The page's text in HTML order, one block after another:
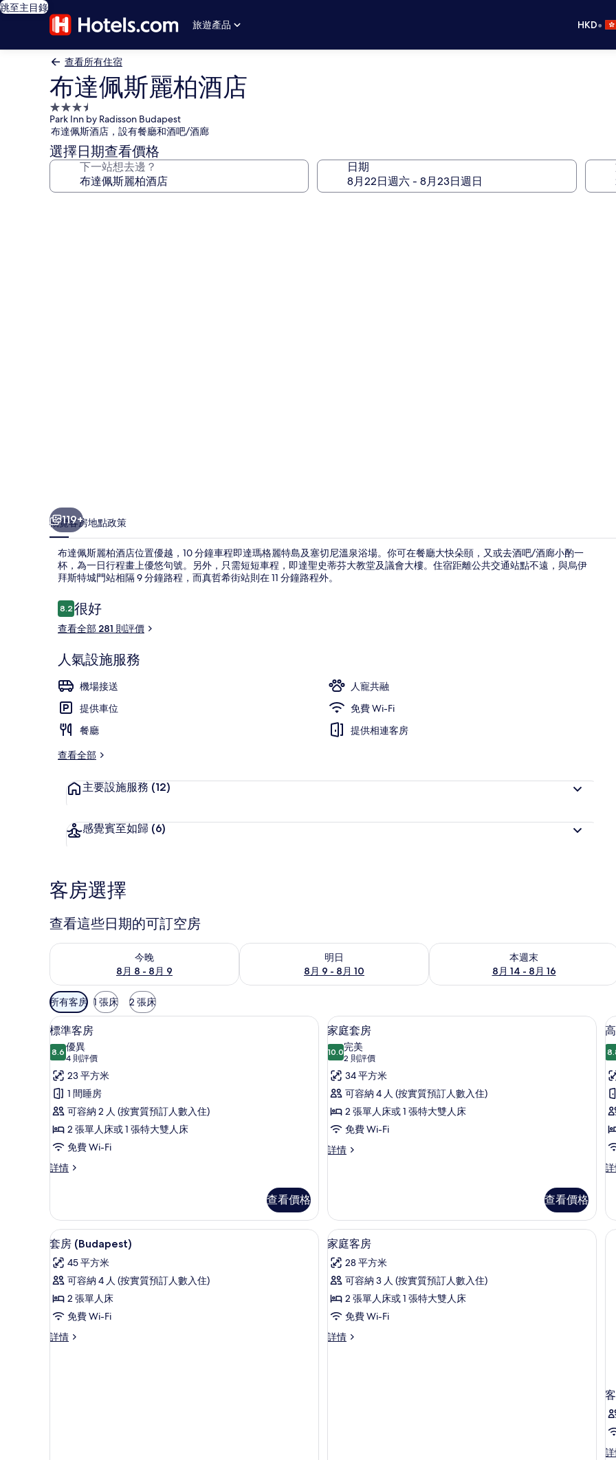
跳至主目錄
旅遊產品
HKD•
查看所有住宿
布達佩斯麗柏酒店
3.5
星
級
住
宿
Park Inn by Radisson Budapest
布達佩斯酒店，設有餐廳和酒吧/酒廊
選擇日期查看價格
下一站想去邊？ 日期
套房
119+
概覽客房地點政策
布達佩斯麗柏酒店位置優越，10 分鐘車程即達瑪格麗特島及塞切尼溫泉浴場。你可在餐廳大快朵頤，又或去酒吧/酒廊小酌一
杯，為一日行程畫上優悠句號。另外，只需短短車程，即達聖史蒂芬大教堂及議會大樓。住宿距離公共交通站點不遠，與烏伊
拜斯特城門站相隔 9 分鐘路程，而真哲希街站則在 11 分鐘路程外。
評
價
8.28.2 分，滿分 10 分，
很好
查看全部 281 則評價
人氣設施服務
機場接送
人寵共融
提供車位
免費 Wi-Fi
餐廳
提供相連客房
查看全部
主要設施服務 (12)
感覺賓至如歸 (6)
客房選擇
查看這些日期的可訂空房
今晚
8月 8 - 8月 9
查看今晚 8月 8 - 8月 9的可訂空房
明日
8月 9 - 8月 10
查看明日 8月 9 - 8月 10的可訂空房
本週末
8月 14 - 8月 16
查看本週末 8月 14 - 8月 16的可訂空房
可
用
嘅
客
房
篩
選
條
件
所有客房 1 張床 2 張床
載
入
所
有
標
準
客
房
的
標準客房 | 1 間睡房、房內夾萬、書桌、手提電腦工作空間
5
標準客房
8.68.6 分，滿分 10 分
優異
4 則評價
(4
則
評
價)
23 平方米
1 間睡房
可容納 2 人 (按實質預訂人數入住)
2 張單人床或 1 張特大雙人床
免費 Wi-Fi
詳情
標
詳
情
查看價格
載
入
所
有
家
庭
套
房
家庭套房 | 1 間睡房、房內夾萬、書桌
6
家庭套房
10.010.0 分，滿分 10 分
完美
2 則評價
(2
則
評
價)
34 平方米
可容納 4 人 (按實質預訂人數入住)
2 張單人床或 1 張特大雙人床
免費 Wi-Fi
詳情
家
情
查看價格
高
詳
情
載
入
所
有
套
(Budapest)
1 間睡房、房內夾萬、書桌、手提電腦工作空間
9
套房 (Budapest)
45 平方米
可容納 4 人 (按實質預訂人數入住)
2 張單人床
免費 Wi-Fi
詳情
套
載
入
所
有
家
客
家庭客房 | 1 間睡房、房內夾萬、書桌
5
家庭客房
28 平方米
可容納 3 人 (按實質預訂人數入住)
2 張單人床或 1 張特大雙人床
免費 Wi-Fi
詳情
家
客